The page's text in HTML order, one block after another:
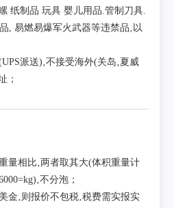
纸制品 玩具 婴儿用品.管制刀具.
, 易燃易爆军火武器等违禁品‚以
派送)‚不接受海外(关岛‚夏威
地址；
量相比‚两者取其大(体积重量计
6000=kg)‚不分泡；
金‚则报价不包税‚税费需实报实